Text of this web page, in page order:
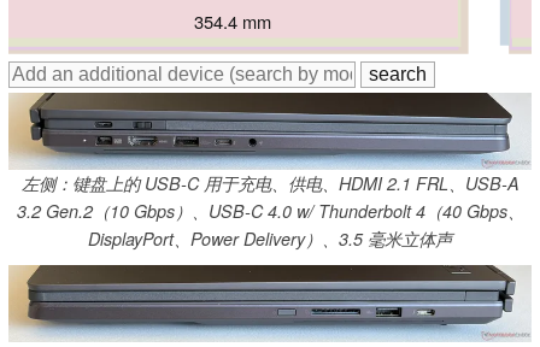
362.7 mm
355 mm
354.9 mm
355 mm
356.8 mm
354.4 mm
左侧：键盘上的 USB-C 用于充电、供电、HDMI 2.1 FRL、USB-A
3.2 Gen.2（10 Gbps）、USB-C 4.0 w/ Thunderbolt 4（40 Gbps、
DisplayPort、Power Delivery）、3.5 毫米立体声